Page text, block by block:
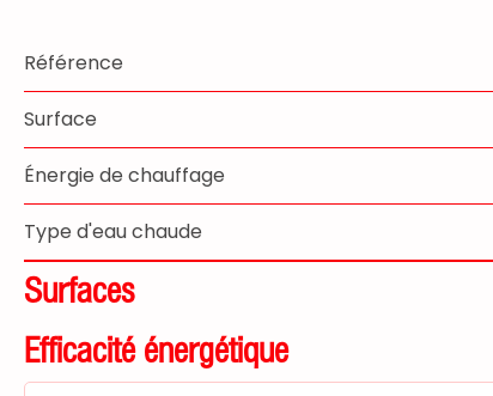
Référence
Surface
Énergie de chauffage
Type d'eau chaude
Surfaces
Efficacité énergétique